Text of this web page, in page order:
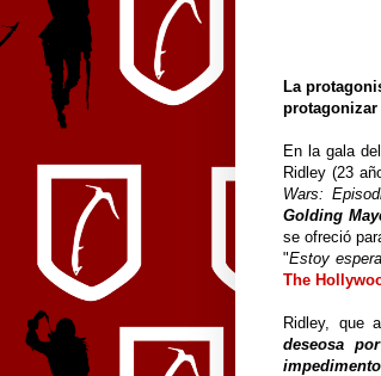
La
protagonizar
En la gala
Ridley (23
Wars:
Golding
se ofreció
"Estoy
The
Ridley, que
deseosa